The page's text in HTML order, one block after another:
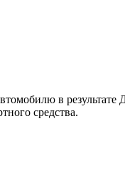
в результате
средства.